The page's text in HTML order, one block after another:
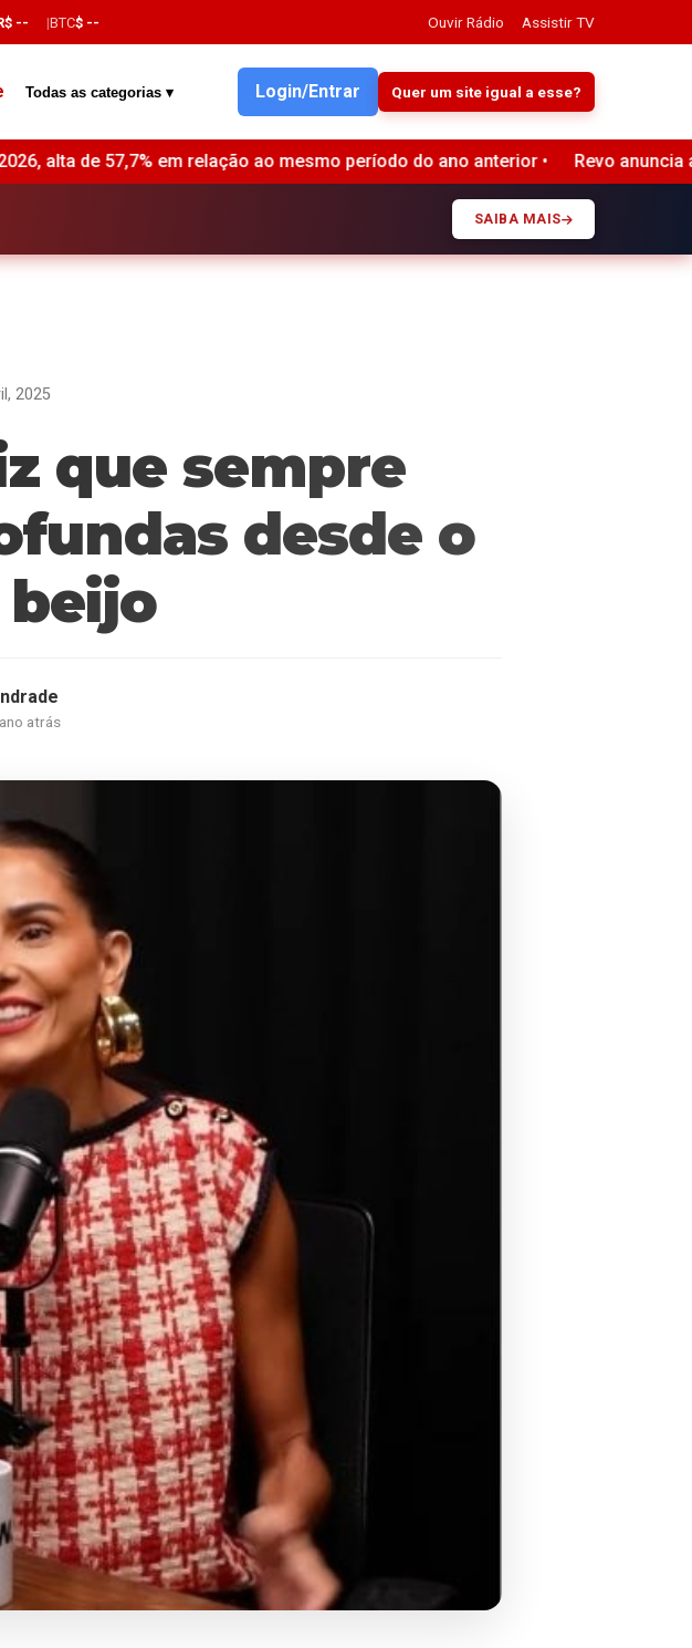
-- BTC$ -- Ouvir Rádio Assistir TV
Todas as categorias ▾ Login/Entrar Quer um site igual a esse?
mesmo período do ano anterior • Revo anuncia aquisição de eVTOLs da
SAIBA MAIS
2025
que sempre
desde o
atrás